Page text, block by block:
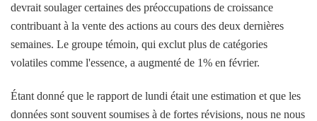
devrait soulager certaines des préoccupations de croissance
contribuant à la vente des actions au cours des deux dernières
semaines. Le groupe témoin, qui exclut plus de catégories
volatiles comme l'essence, a augmenté de 1% en février.
Étant donné que le rapport de lundi était une estimation et que les
données sont souvent soumises à de fortes révisions, nous ne nous